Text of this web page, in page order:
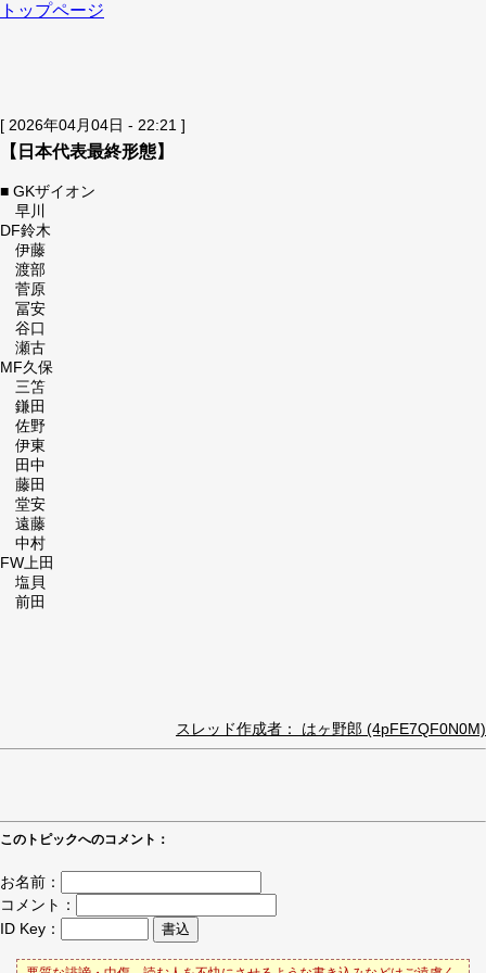
トップページ
[ 2026年04月04日 - 22:21 ]
【日本代表最終形態】
■ GKザイオン
早川
DF鈴木
伊藤
渡部
菅原
冨安
谷口
瀬古
MF久保
三笘
鎌田
佐野
伊東
田中
藤田
堂安
遠藤
中村
FW上田
塩貝
前田
スレッド作成者： はヶ野郎 (4pFE7QF0N0M)
このトピックへのコメント：
お名前：
コメント：
ID Key：